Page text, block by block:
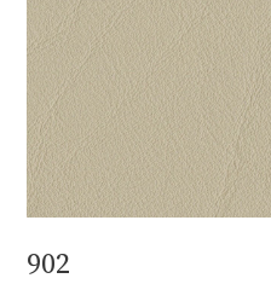
902